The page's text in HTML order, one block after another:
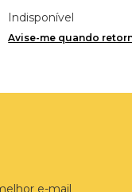
Indisponível
Avise-me quando
e-mail